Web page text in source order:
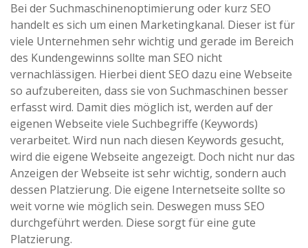
Bei der Suchmaschinenoptimierung oder kurz SEO
handelt es sich um einen Marketingkanal. Dieser ist für
viele Unternehmen sehr wichtig und gerade im Bereich
des Kundengewinns sollte man SEO nicht
vernachlässigen. Hierbei dient SEO dazu eine Webseite
so aufzubereiten, dass sie von Suchmaschinen besser
erfasst wird. Damit dies möglich ist, werden auf der
eigenen Webseite viele Suchbegriffe (Keywords)
verarbeitet. Wird nun nach diesen Keywords gesucht,
wird die eigene Webseite angezeigt. Doch nicht nur das
Anzeigen der Webseite ist sehr wichtig, sondern auch
dessen Platzierung. Die eigene Internetseite sollte so
weit vorne wie möglich sein. Deswegen muss SEO
durchgeführt werden. Diese sorgt für eine gute
Platzierung.